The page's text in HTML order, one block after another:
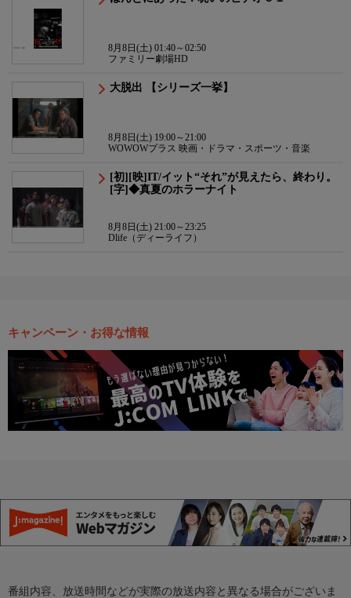
8月8日(土) 01:40～02:50
ファミリー劇場HD
大脱出 【シリーズ一挙】
8月8日(土) 19:00～21:00
WOWOWプラス 映画・ドラマ・スポーツ・音楽
[初][映]IT/イット“それ”が見えたら、終わり。
[字]◆真夏のホラーナイト
8月8日(土) 21:00～23:25
Dlife（ディーライフ）
キャンペーン・お得な情報
番組内容、放送時間などが実際の放送内容と異なる場合がございま